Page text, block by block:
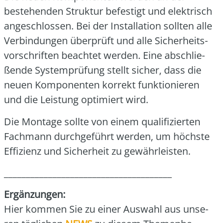
bestehen­den Struk­tur befes­tigt und elek­trisch
ange­schlos­sen. Bei der Instal­la­ti­on soll­ten alle
Ver­bin­dun­gen über­prüft und alle Sicher­heits­
vor­schrif­ten beach­tet wer­den. Eine abschlie­
ßen­de Sys­tem­prü­fung stellt sicher, dass die
neu­en Kom­po­nen­ten kor­rekt funk­tio­nie­ren
und die Leis­tung opti­miert wird.
Die Mon­ta­ge soll­te von einem qua­li­fi­zier­ten
Fach­mann durch­ge­führt wer­den, um höchs­te
Effi­zi­enz und Sicher­heit zu gewähr­leis­ten.
Ergän­zun­gen:
Hier kom­men Sie zu einer Aus­wahl aus unse­